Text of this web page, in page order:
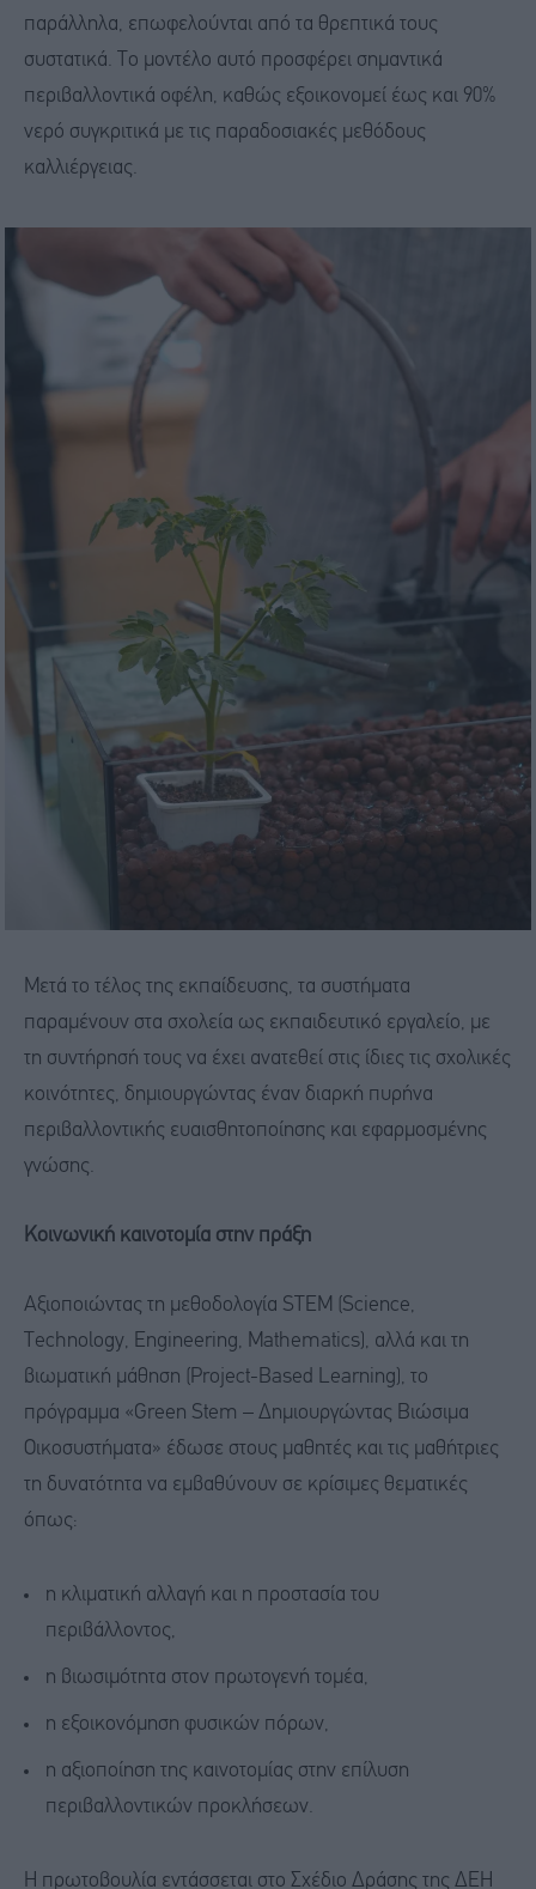
παράλληλα, επωφελούνται από τα θρεπτικά τους
συστατικά. Το μοντέλο αυτό προσφέρει σημαντικά
περιβαλλοντικά οφέλη, καθώς εξοικονομεί έως και 90%
νερό συγκριτικά με τις παραδοσιακές μεθόδους
καλλιέργειας.
Μετά το τέλος της εκπαίδευσης, τα συστήματα
παραμένουν στα σχολεία ως εκπαιδευτικό εργαλείο, με
τη συντήρησή τους να έχει ανατεθεί στις ίδιες τις σχολικές
κοινότητες, δημιουργώντας έναν διαρκή πυρήνα
περιβαλλοντικής ευαισθητοποίησης και εφαρμοσμένης
γνώσης.
Κοινωνική καινοτομία στην πράξη
Αξιοποιώντας τη μεθοδολογία STEM (Science,
Technology, Engineering, Mathematics), αλλά και τη
βιωματική μάθηση (Project-Based Learning), το
πρόγραμμα «Green Stem – Δημιουργώντας Βιώσιμα
Οικοσυστήματα» έδωσε στους μαθητές και τις μαθήτριες
τη δυνατότητα να εμβαθύνουν σε κρίσιμες θεματικές
όπως:
η κλιματική αλλαγή και η προστασία του
περιβάλλοντος,
η βιωσιμότητα στον πρωτογενή τομέα,
η εξοικονόμηση φυσικών πόρων,
η αξιοποίηση της καινοτομίας στην επίλυση
περιβαλλοντικών προκλήσεων.
Η πρωτοβουλία εντάσσεται στο Σχέδιο Δράσης της ΔΕΗ